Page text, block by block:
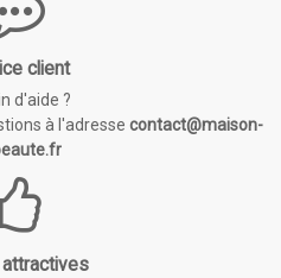
client
d'aide ?
à l'adresse contact@maison-